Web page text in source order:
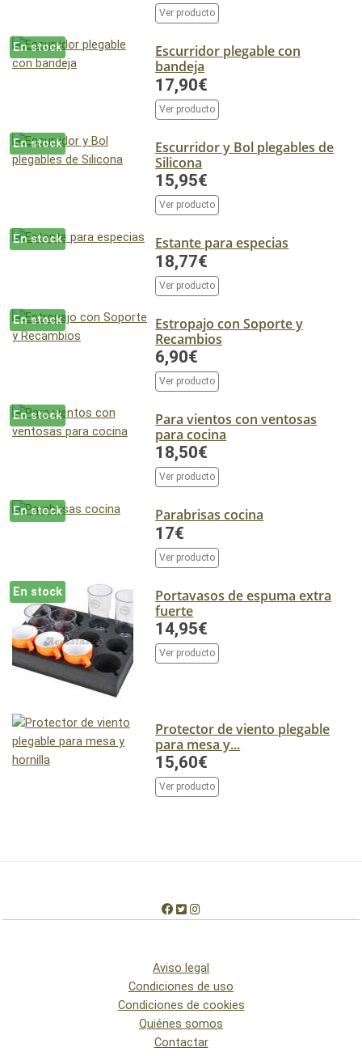
Ver producto
En stock
Escurridor plegable con
bandeja
17,90€
Ver producto
En stock
Escurridor y Bol plegables de
Silicona
15,95€
Ver producto
En stock Estante para especias
18,77€
Ver producto
En stock
Estropajo con Soporte y
Recambios
6,90€
Ver producto
En stock
Para vientos con ventosas
para cocina
18,50€
Ver producto
En stock Parabrisas cocina
17€
Ver producto
En stock
Portavasos de espuma extra
fuerte
14,95€
Ver producto
Protector de viento plegable
para mesa y...
15,60€
Ver producto
Aviso legal
Condiciones de uso
Condiciones de cookies
Quiénes somos
Contactar